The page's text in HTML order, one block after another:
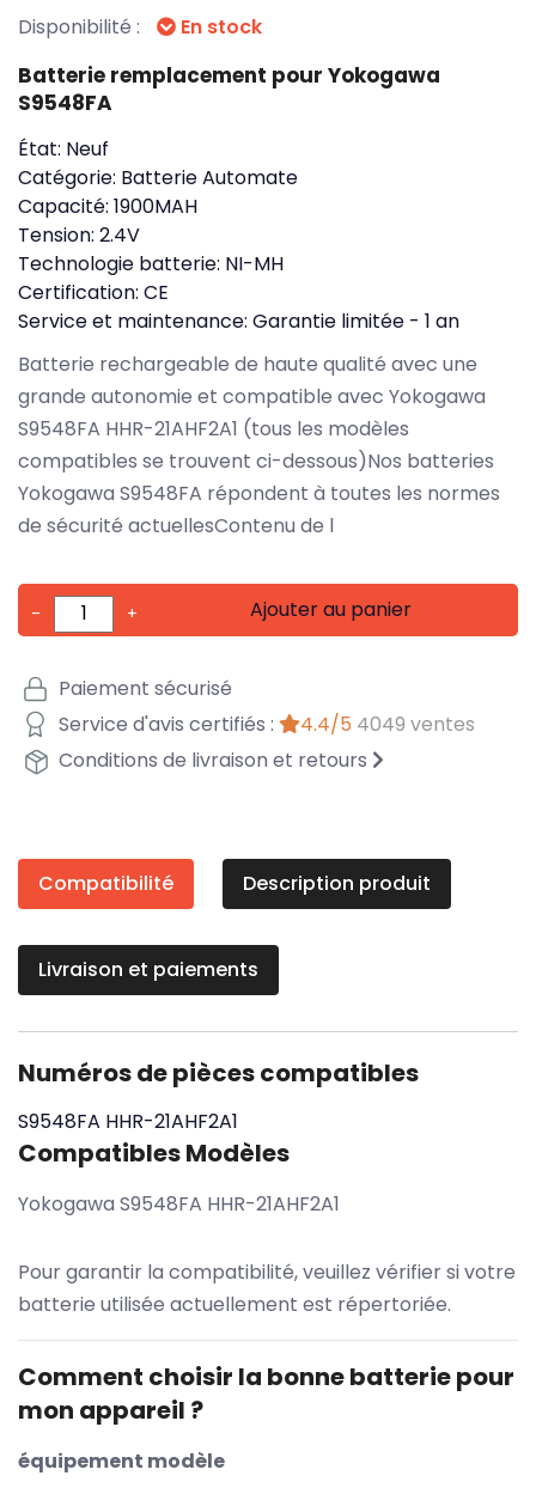
Disponibilité : En stock
Batterie remplacement pour Yokogawa
S9548FA
État: Neuf
Catégorie: Batterie Automate
Capacité: 1900MAH
Tension: 2.4V
Technologie batterie: NI-MH
Certification: CE
Service et maintenance: Garantie limitée - 1 an
Batterie rechargeable de haute qualité avec une
grande autonomie et compatible avec Yokogawa
S9548FA HHR-21AHF2A1 (tous les modèles
compatibles se trouvent ci-dessous)Nos batteries
Yokogawa S9548FA répondent à toutes les normes
de sécurité actuellesContenu de l
- + Ajouter au panier
Paiement sécurisé
Service d'avis certifiés :
4.4/5 4049 ventes
Conditions de livraison et retours
Compatibilité Description produit
Livraison et paiements
Numéros de pièces compatibles
S9548FA HHR-21AHF2A1
Compatibles Modèles
Yokogawa S9548FA HHR-21AHF2A1
Pour garantir la compatibilité, veuillez vérifier si votre
batterie utilisée actuellement est répertoriée.
Comment choisir la bonne batterie pour
mon appareil ?
équipement modèle